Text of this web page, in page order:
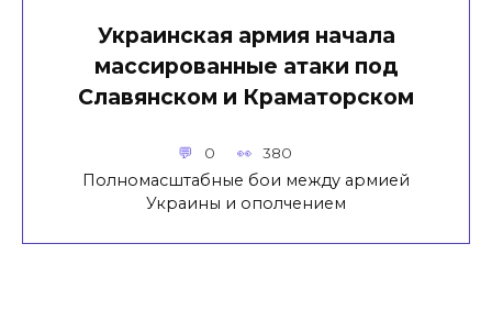
Украинская армия начала
массированные атаки под
Славянском и Краматорском
0 380
Полномасштабные бои между армией
Украины и ополчением